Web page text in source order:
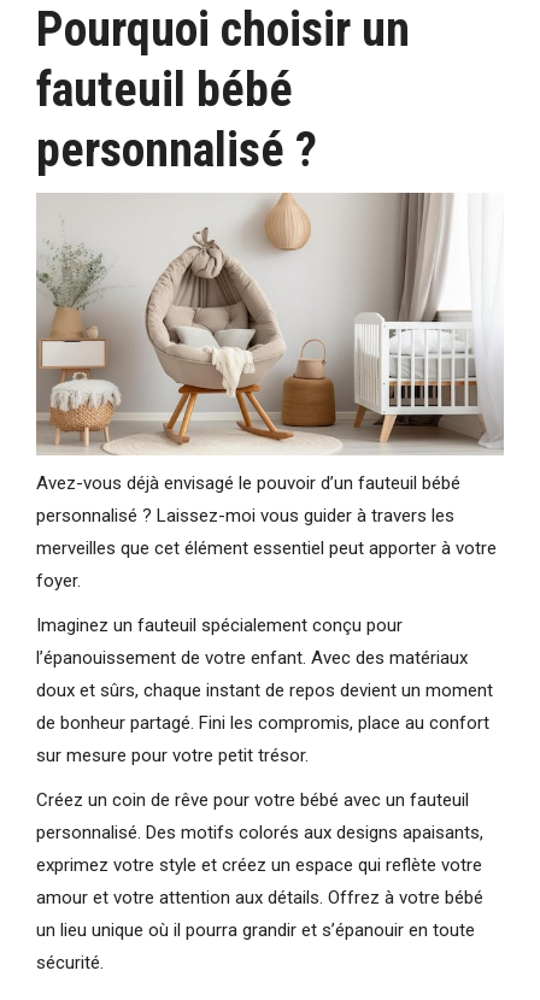
Pourquoi choisir un
fauteuil bébé
personnalisé ?
Avez-vous déjà envisagé le pouvoir d’un fauteuil bébé
personnalisé ? Laissez-moi vous guider à travers les
merveilles que cet élément essentiel peut apporter à votre
foyer.
Imaginez un fauteuil spécialement conçu pour
l’épanouissement de votre enfant. Avec des matériaux
doux et sûrs, chaque instant de repos devient un moment
de bonheur partagé. Fini les compromis, place au confort
sur mesure pour votre petit trésor.
Créez un coin de rêve pour votre bébé avec un fauteuil
personnalisé. Des motifs colorés aux designs apaisants,
exprimez votre style et créez un espace qui reflète votre
amour et votre attention aux détails. Offrez à votre bébé
un lieu unique où il pourra grandir et s’épanouir en toute
sécurité.